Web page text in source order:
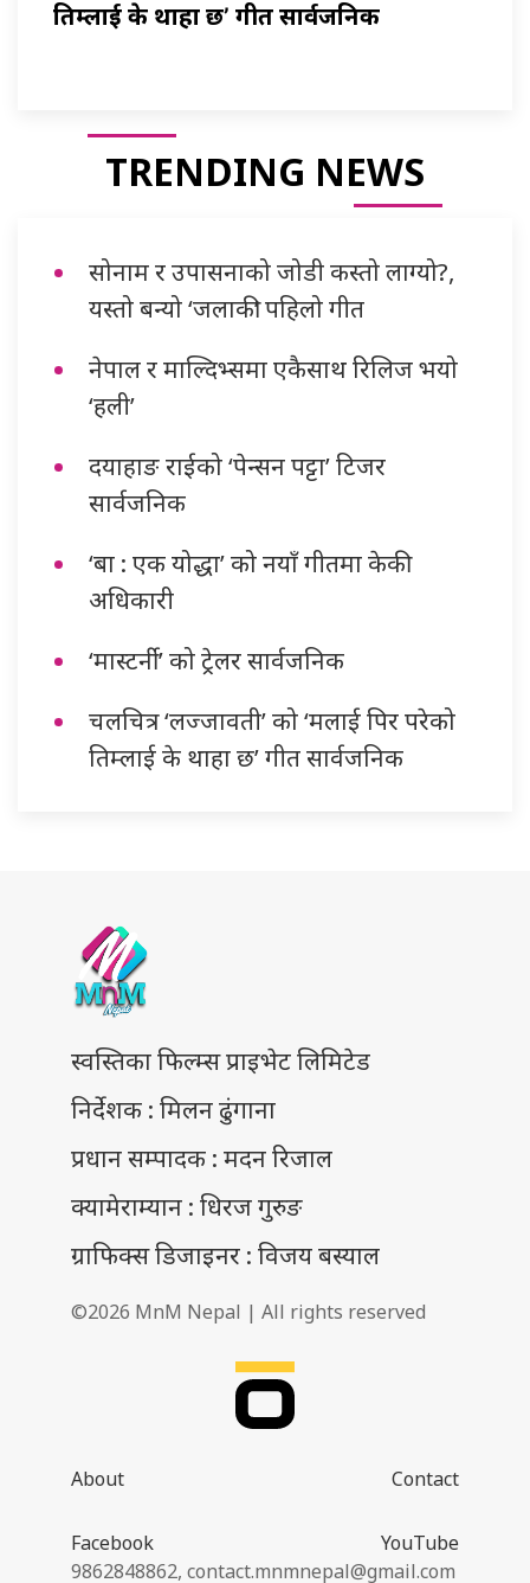
तिम्लाई के थाहा छ’ गीत सार्वजनिक
TRENDING NEWS
सोनाम र उपासनाको जोडी कस्तो लाग्यो?,
यस्तो बन्यो ‘जलाकी’ पहिलो गीत
नेपाल र माल्दिभ्समा एकैसाथ रिलिज भयो
‘हली’
दयाहाङ राईको ‘पेन्सन पट्टा’ टिजर
सार्वजनिक
‘बा : एक योद्धा’ को नयाँ गीतमा केकी
अधिकारी
‘मास्टर्नी’ को ट्रेलर सार्वजनिक
चलचित्र ‘लज्जावती’ को ‘मलाई पिर परेको
तिम्लाई के थाहा छ’ गीत सार्वजनिक
स्वस्तिका फिल्म्स प्राइभेट लिमिटेड
निर्देशक : मिलन ढुंगाना
प्रधान सम्पादक : मदन रिजाल
क्यामेराम्यान : धिरज गुरुङ
ग्राफिक्स डिजाइनर : विजय बस्याल
©2026 MnM Nepal | All rights reserved
About Contact
Facebook
YouTube
9862848862, contact.mnmnepal@gmail.com